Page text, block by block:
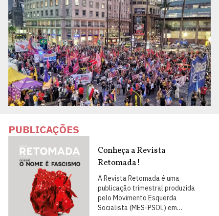
PUBLICAÇÕES
Conheça a Revista
Retomada!
A Revista Retomada é uma
publicação trimestral produzida
pelo Movimento Esquerda
Socialista (MES-PSOL) em